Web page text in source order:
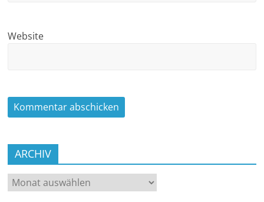
Website
ARCHIV
ARCHIV